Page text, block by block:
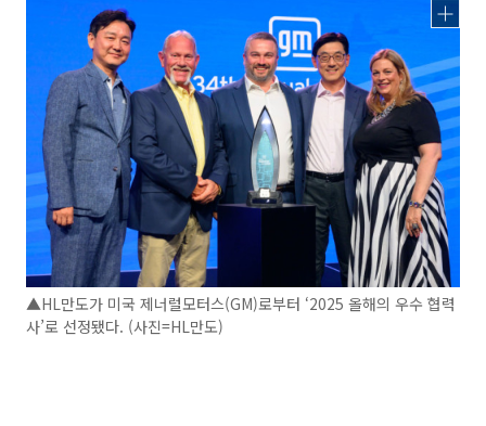
▲HL만도가 미국 제너럴모터스(GM)로부터 ‘2025 올해의 우수 협력
사’로 선정됐다. (사진=HL만도)